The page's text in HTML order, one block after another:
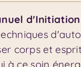
corps et
à ce soin